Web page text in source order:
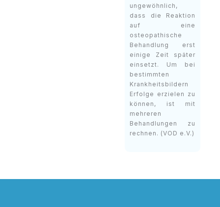
ungewöhnlich,
dass die Reaktion
auf eine
osteopathische
Behandlung erst
einige Zeit später
einsetzt. Um bei
bestimmten
Krankheitsbildern
Erfolge erzielen zu
können, ist mit
mehreren
Behandlungen zu
rechnen. (VOD e.V.)